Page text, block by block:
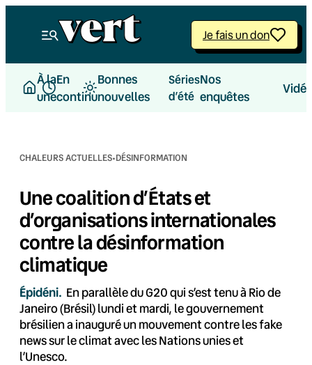
Je fais un don
À la
une
En
continu
Bonnes
nouvelles
Séries
d’été
Nos
enquêtes
CHALEURS ACTUELLES·DÉSINFORMATION
Une coalition d’États et
d’organisations internationales
contre la désinformation
climatique
Épidéni. En parallèle du G20 qui s’est tenu à Rio de
Janeiro (Brésil) lundi et mardi, le gouvernement
brésilien a inauguré un mouvement contre les fake
news sur le climat avec les Nations unies et
l’Unesco.